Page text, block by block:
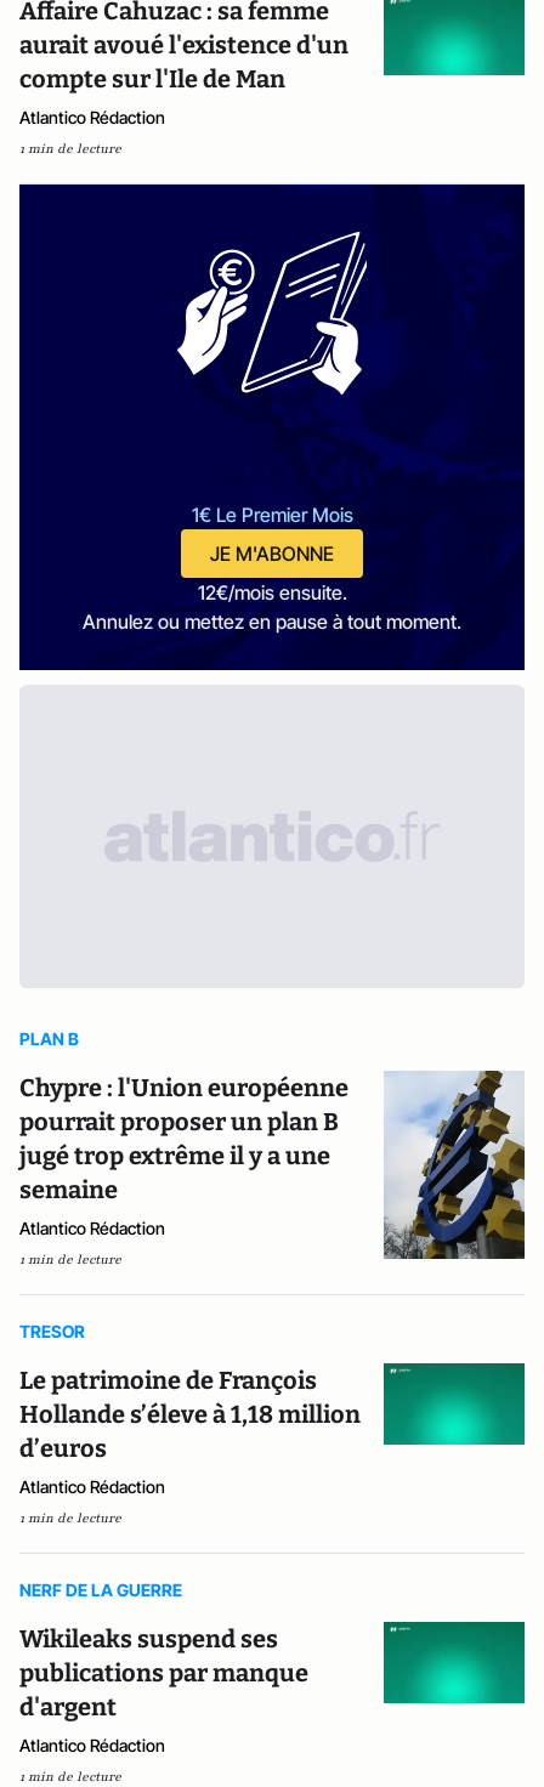
Affaire Cahuzac : sa femme
aurait avoué l'existence d'un
compte sur l'Ile de Man
Atlantico Rédaction
1 min de lecture
1€ Le Premier Mois
JE M'ABONNE
12€/mois ensuite.
Annulez ou mettez en pause à tout moment.
PLAN B
Chypre : l'Union européenne
pourrait proposer un plan B
jugé trop extrême il y a une
semaine
Atlantico Rédaction
1 min de lecture
TRESOR
Le patrimoine de François
Hollande s’éleve à 1,18 million
d’euros
Atlantico Rédaction
1 min de lecture
NERF DE LA GUERRE
Wikileaks suspend ses
publications par manque
d'argent
Atlantico Rédaction
1 min de lecture